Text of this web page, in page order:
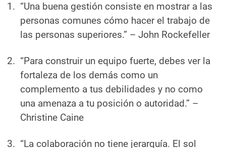
“Una buena gestión consiste en mostrar a las
personas comunes cómo hacer el trabajo de
las personas superiores.” – John Rockefeller
“Para construir un equipo fuerte, debes ver la
fortaleza de los demás como un
complemento a tus debilidades y no como
una amenaza a tu posición o autoridad.” –
Christine Caine
“La colaboración no tiene jerarquía. El sol